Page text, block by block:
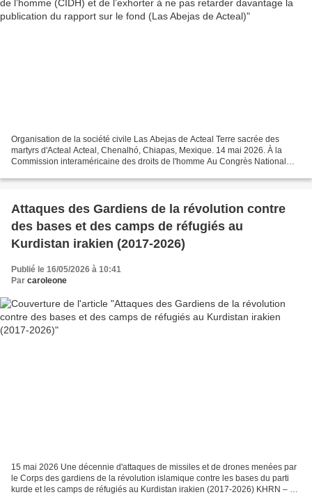
Organisation de la société civile Las Abejas de Acteal Terre sacrée des
martyrs d'Acteal Acteal, Chenalhó, Chiapas, Mexique. 14 mai 2026. À la
Commission interaméricaine des droits de l'homme Au Congrès National
Attaques des Gardiens de la révolution contre
des bases et des camps de réfugiés au
Kurdistan irakien (2017-2026)
Publié le 16/05/2026 à 10:41
Par caroleone
15 mai 2026 Une décennie d'attaques de missiles et de drones menées par
le Corps des gardiens de la révolution islamique contre les bases du parti
kurde et les camps de réfugiés au Kurdistan irakien (2017-2026) KHRN – 15